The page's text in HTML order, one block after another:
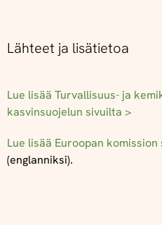
Lähteet ja lisätietoa
Lue lisää Turvallisuus- ja
kasvinsuojelun sivuilta >
Lue lisää Euroopan
(englanniksi).